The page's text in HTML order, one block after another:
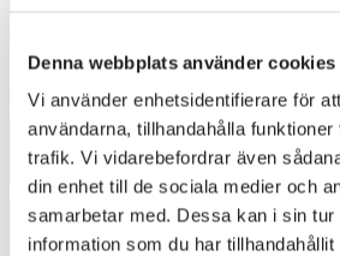
Denna webbplats använder cookies
Vi använder enhetsidentifierare för
användarna, tillhandahålla
trafik. Vi vidarebefordrar även
din enhet till de sociala medier och
samarbetar med. Dessa kan i sin
information som du har
4052